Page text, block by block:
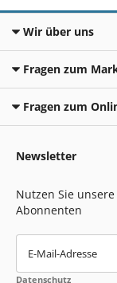
Wir über uns
Fragen zum
Fragen zum
Newsletter
Nutzen Sie
Abonnenten
E-Mail-Adresse
Datenschutz